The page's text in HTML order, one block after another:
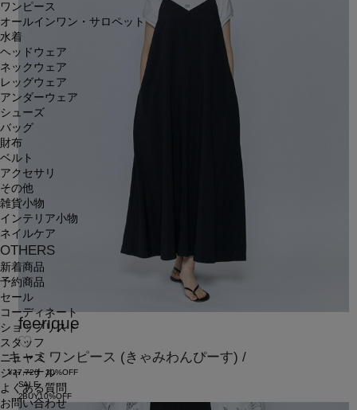
ワンピース
オールインワン・サロペット
水着
ヘッドウェア
ネックウェア
レッグウェア
アンダーウェア
シューズ
バッグ
財布
ベルト
アクセサリ
その他
雑貨小物
インテリア小物
ネイルケア
OTHERS
新着商品
予約商品
セール
コーディネート
ショップリスト
スタッフ
ニュース
ジャーナル
よくある質問
お問い合わせ
feerique
キャミワンピース (きゃみわんぴーす) /
¥27,720
30%OFF
SALE
2BUY10%OFF